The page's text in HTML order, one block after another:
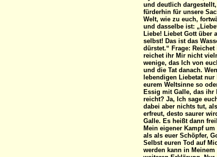
und deutlich
fürderhin für unsere
Welt, wie zu euch,
und dasselbe ist:
Liebe! Liebet Gott über
selbst! Das ist das
dürstet.“ Frage:
reichet ihr Mir nicht
wenige, das Ich von
und die Tat danach.
lebendigen Liebetat
eurem Weltsinne so
Essig mit Galle, das ihr
reicht? Ja, Ich sage
dabei aber nichts tut,
erfreut, desto saurer
Galle. Es heißt dann
Mein eigener Kampf
als als euer Schöpfer,
Selbst euren Tod auf
werden kann in